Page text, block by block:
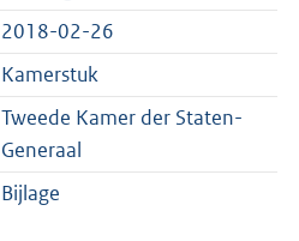
:
1
K
b
e
:
1
K
b
2018-02-26
Kamerstuk
Tweede Kamer der Staten-
Generaal
Bijlage